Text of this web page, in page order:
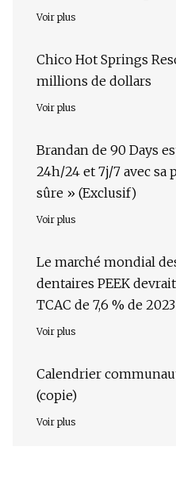
Voir plus
Chico Hot Springs
millions de dollars
Voir plus
Brandan de 90 Days
24h/24 et 7j/7 avec sa
sûre » (Exclusif)
Voir plus
Le marché mondial
dentaires PEEK
TCAC de 7,6 % de
par la demande
traditionnels
Voir plus
Calendrier
(copie)
Voir plus